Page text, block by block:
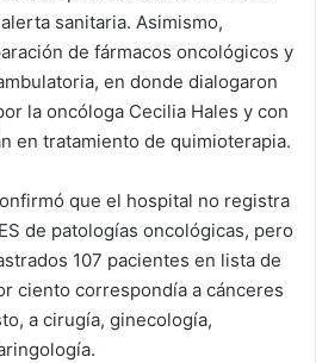
sanitaria. Asimismo,
de fármacos oncológicos y
en donde dialogaron
la oncóloga Cecilia Hales y con
en tratamiento de quimioterapia.
que el hospital no registra
de patologías oncológicas, pero
107 pacientes en lista de
ciento correspondía a cánceres
a cirugía, ginecología,